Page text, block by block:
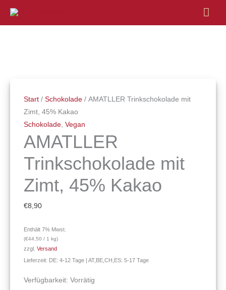
Start /Schokolade / AMATLLER Trinkschokolade mit
Zimt, 45% Kakao
Schokolade ,Vegan
AMATLLER
Trinkschokolade mit
Zimt, 45% Kakao
€8,90
Enthält 7% Mwst.
(€44,50 / 1 kg)
zzgl.Versand
Lieferzeit: DE: 4-12 Tage | AT,BE,CH,ES: 5-17 Tage
Verfügbarkeit: Vorrätig
Zimt,
45%
Kakao
Menge